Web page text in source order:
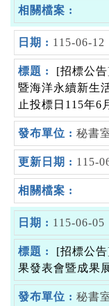
115-06-12
[招標公
暨海洋永續新生
止投標日115年6
秘書
115-
115-06-05
[招標公
果發表會暨成果
秘書